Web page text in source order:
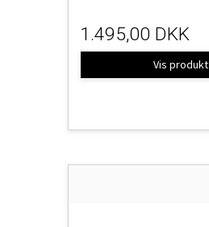
1.495,00 DKK
Vis produkt